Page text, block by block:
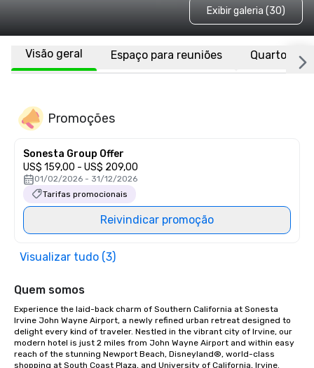
Exibir galeria (30)
Visão geral Espaço para reuniões Quartos
Promoções
Sonesta Group Offer
US$ 159,00 - US$ 209,00
01/02/2026 - 31/12/2026
Tarifas promocionais
Reivindicar promoção
Visualizar tudo (3)
Quem somos
Experience the laid-back charm of Southern California at Sonesta
Irvine John Wayne Airport, a newly refined urban retreat designed to
delight every kind of traveler. Nestled in the vibrant city of Irvine, our
modern hotel is just 2 miles from John Wayne Airport and within easy
reach of the stunning Newport Beach, Disneyland®, world-class
shopping at South Coast Plaza, and University of California, Irvine.